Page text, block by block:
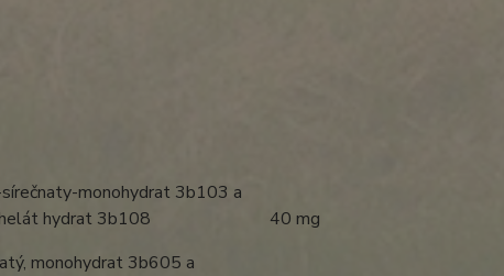
monohydrat 3b103 a
chelát hydrat 3b108 40 mg
monohydrat 3b605 a